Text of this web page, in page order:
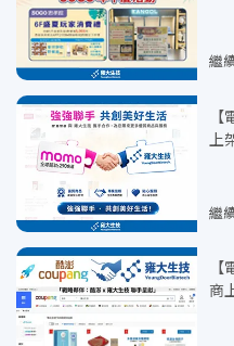
繼
上
繼
商